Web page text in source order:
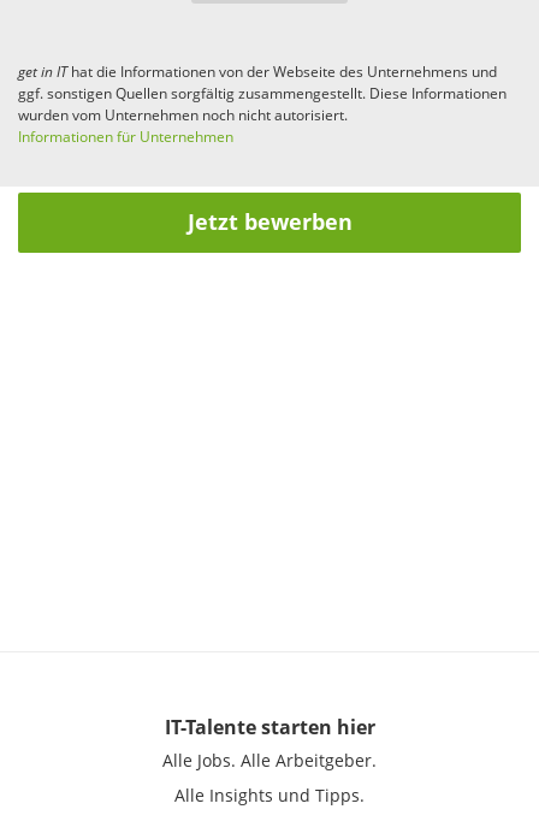
get in IThat die Informationen von der Webseite des Unternehmens und
ggf. sonstigen Quellen sorgfältig zusammengestellt. Diese Informationen
wurden vom Unternehmen noch nicht autorisiert.
Informationen für Unternehmen
Jetzt bewerben
IT-Talentestarten hier
Alle Jobs. Alle Arbeitgeber.
Alle Insights und Tipps.